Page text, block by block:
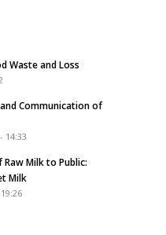
Waste and Loss
Communication of
14:33
Raw Milk to Public:
Milk